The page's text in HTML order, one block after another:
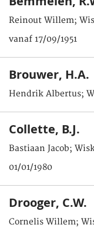
Reinout Willem;
vanaf 17/09/1951
Brouwer, H.A.
Hendrik Albertus;
Collette, B.J.
Bastiaan Jacob;
01/01/1980
Drooger, C.W.
Cornelis Willem;